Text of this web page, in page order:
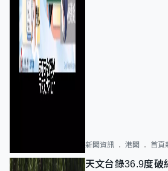
新聞資訊 港聞 首頁
天文台錄36.9度